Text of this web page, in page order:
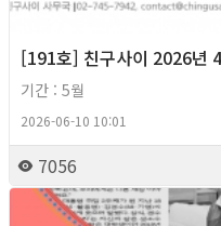
[191호] 친구사이 2026년
기간 : 5월
2026-06-10 10:01
7056